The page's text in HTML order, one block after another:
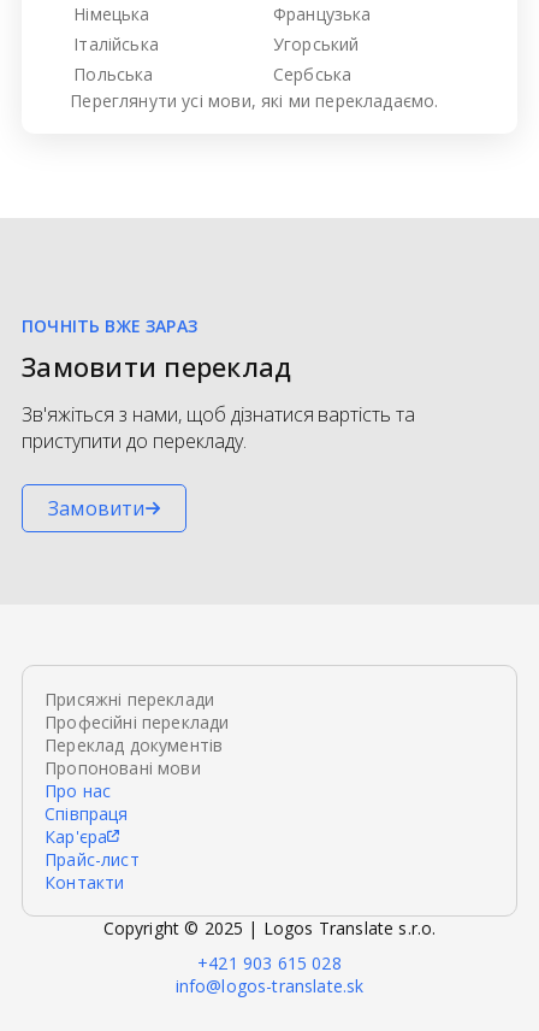
Німецька
Французька
Італійська
Угорський
Польська
Сербська
Переглянути усі мови, які ми перекладаємо.
ПОЧНІТЬ ВЖЕ ЗАРАЗ
Замовити переклад
Зв'яжіться з нами, щоб дізнатися вартість та
приступити до перекладу.
Замовити
Присяжні переклади
Професійні переклади
Переклад документів
Пропоновані мови
Про нас
Співпраця
Кар'єра
Прайс-лист
Контакти
Copyright © 2025 | Logos Translate s.r.o.
+421 903 615 028
info@logos-translate.sk